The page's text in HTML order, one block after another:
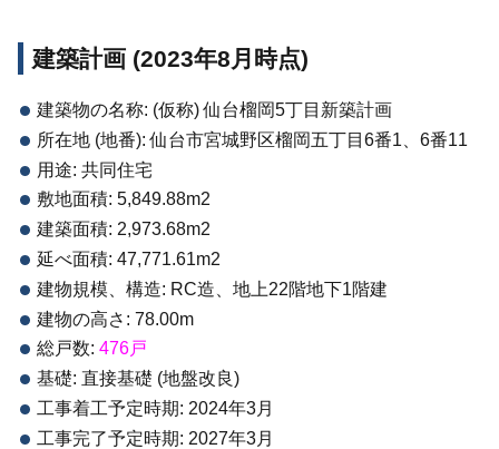
建築計画 (2023年8月時点)
建築物の名称: (仮称) 仙台榴岡5丁目新築計画
所在地 (地番): 仙台市宮城野区榴岡五丁目6番1、6番11
用途: 共同住宅
敷地面積: 5,849.88m2
建築面積: 2,973.68m2
延べ面積: 47,771.61m2
建物規模、構造: RC造、地上22階地下1階建
建物の高さ: 78.00m
総戸数: 476戸
基礎: 直接基礎 (地盤改良)
工事着工予定時期: 2024年3月
工事完了予定時期: 2027年3月